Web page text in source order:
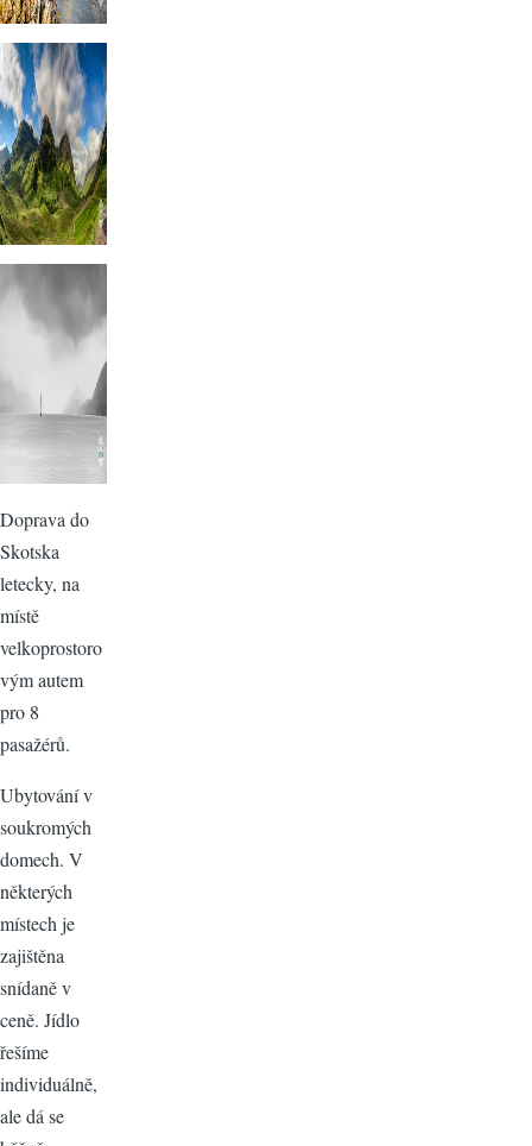
Doprava do
Skotska
letecky, na
místě
velkoprostoro
vým autem
pro 8
pasažérů.
Ubytování v
soukromých
domech. V
některých
místech je
zajištěna
snídaně v
ceně. Jídlo
řešíme
individuálně,
ale dá se